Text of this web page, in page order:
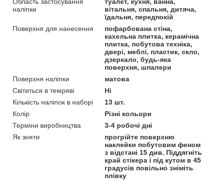
наліпки
вітальня, спальня, дитяча,
їдальня, передпокій
Поверхня для нанесення
пофарбована стіна,
кахельна плитка, керамічна
плитка, побутова техніка,
двері, меблі, пластик, скло,
дзеркало, будь-яка
поверхня, шпалери
Поверхня наліпки
матова
Світиться в темряві
Ні
Кількість наліпок в наборі
13 шт.
Колір
Різні кольори
Терміни виробництва
3-4 робочі дні
Як зняти
прогрійте поверхню
наклейки побутовим феном
з відстані 15 див. Піддягніть
край стікера і під кутом в 45
градусів повільно зніміть
плівку